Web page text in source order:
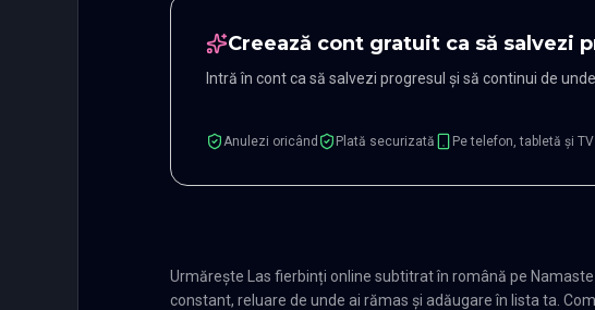
Creează cont gratuit ca să salvezi
Intră în cont ca să salvezi progresul și să continui de
Anulezi oricând Plată securizată Pe telefon, tabletă și TV
Urmărește Las fierbinți online subtitrat în română pe
constant, reluare de unde ai rămas și adăugare în lista ta.